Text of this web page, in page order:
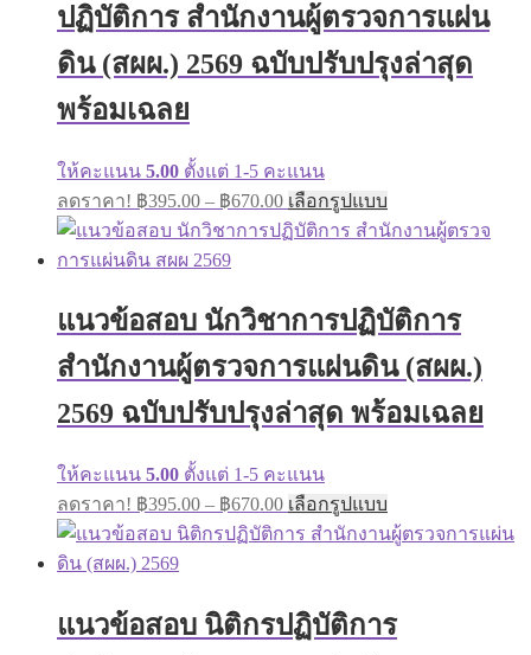
be
chosen
on
the
ปฏิบัติการ สำนักงานผู้ตรวจการแผ่น
ดิน (สผผ.) 2569 ฉบับปรับปรุงล่าสุด
พร้อมเฉลย
ให้คะแนน 5.00 ตั้งแต่ 1-5 คะแนน
ลดราคา! ฿395.00 – ฿670.00Price
range:
฿395.00
เลือกรูปแบบ
product
has
The
options
be
chosen
on
the
แนวข้อสอบ นักวิชาการปฏิบัติการ
สำนักงานผู้ตรวจการแผ่นดิน (สผผ.)
2569 ฉบับปรับปรุงล่าสุด พร้อมเฉลย
ให้คะแนน 5.00 ตั้งแต่ 1-5 คะแนน
ลดราคา! ฿395.00 – ฿670.00Price
range:
฿395.00
เลือกรูปแบบ
product
has
options
แนวข้อสอบ นิติกรปฏิบัติการ